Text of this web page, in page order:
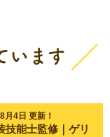
います
月4日 更新！
技能士監修｜ゲリ